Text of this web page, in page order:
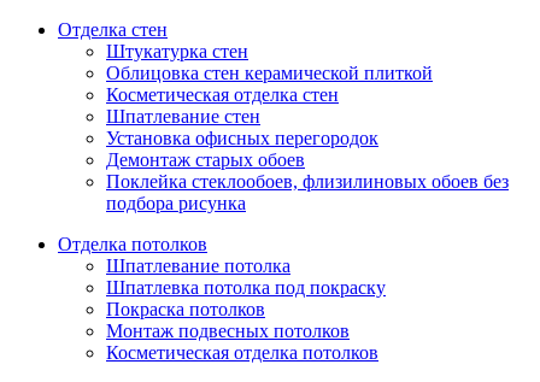
Отделка стен
Штукатурка стен
Облицовка стен керамической плиткой
Косметическая отделка стен
Шпатлевание стен
Установка офисных перегородок
Демонтаж старых обоев
Поклейка стеклообоев, флизилиновых обоев без
подбора рисунка
Отделка потолков
Шпатлевание потолка
Шпатлевка потолка под покраску
Покраска потолков
Монтаж подвесных потолков
Косметическая отделка потолков